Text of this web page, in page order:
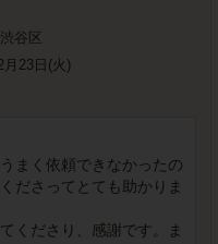
谷区
月23日(火)
まく依頼できなかったの
ださってとても助かりま
くださり、感謝です。ま